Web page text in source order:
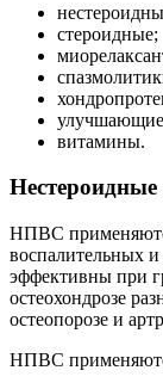
стероидные;
витамины.
Нестероидные
НПВС
воспалительных
эффективны при
остеохондрозе
остеопорозе и
НПВС